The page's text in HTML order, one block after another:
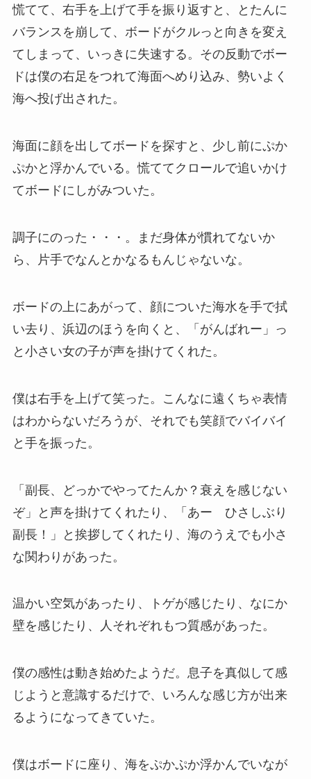
慌てて、右手を上げて手を振り返すと、とたんに
バランスを崩して、ボードがクルっと向きを変え
てしまって、いっきに失速する。その反動でボー
ドは僕の右足をつれて海面へめり込み、勢いよく
海へ投げ出された。
海面に顔を出してボードを探すと、少し前にぷか
ぷかと浮かんでいる。慌ててクロールで追いかけ
てボードにしがみついた。
調子にのった・・・。まだ身体が慣れてないか
ら、片手でなんとかなるもんじゃないな。
ボードの上にあがって、顔についた海水を手で拭
い去り、浜辺のほうを向くと、「がんばれー」っ
と小さい女の子が声を掛けてくれた。
僕は右手を上げて笑った。こんなに遠くちゃ表情
はわからないだろうが、それでも笑顔でバイバイ
と手を振った。
「副長、どっかでやってたんか？衰えを感じない
ぞ」と声を掛けてくれたり、「あー ひさしぶり
副長！」と挨拶してくれたり、海のうえでも小さ
な関わりがあった。
温かい空気があったり、トゲが感じたり、なにか
壁を感じたり、人それぞれもつ質感があった。
僕の感性は動き始めたようだ。息子を真似して感
じようと意識するだけで、いろんな感じ方が出来
るようになってきていた。
僕はボードに座り、海をぷかぷか浮かんでいなが